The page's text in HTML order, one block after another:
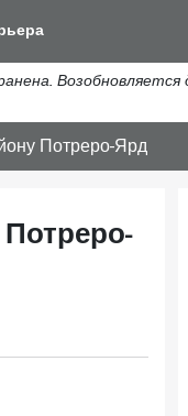
Возобновляется
Потреро-Ярд